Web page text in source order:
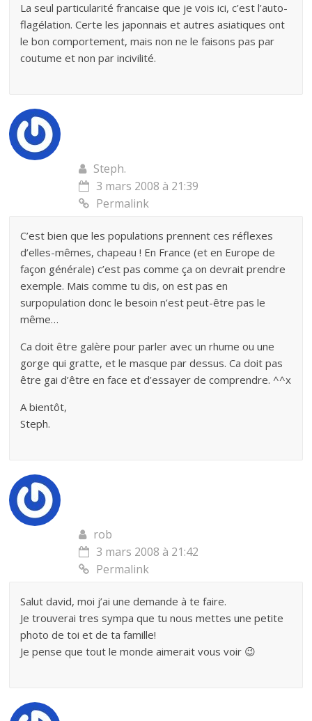
La seul particularité francaise que je vois ici, c’est l’auto-
flagélation. Certe les japonnais et autres asiatiques ont
le bon comportement, mais non ne le faisons pas par
coutume et non par incivilité.
Steph.
3 mars 2008 à 21:39
Permalink
C’est bien que les populations prennent ces réflexes
d’elles-mêmes, chapeau ! En France (et en Europe de
façon générale) c’est pas comme ça on devrait prendre
exemple. Mais comme tu dis, on est pas en
surpopulation donc le besoin n’est peut-être pas le
même…
Ca doit être galère pour parler avec un rhume ou une
gorge qui gratte, et le masque par dessus. Ca doit pas
être gai d’être en face et d’essayer de comprendre. ^^x
A bientôt,
Steph.
rob
3 mars 2008 à 21:42
Permalink
Salut david, moi j’ai une demande à te faire.
Je trouverai tres sympa que tu nous mettes une petite
photo de toi et de ta famille!
Je pense que tout le monde aimerait vous voir 😉